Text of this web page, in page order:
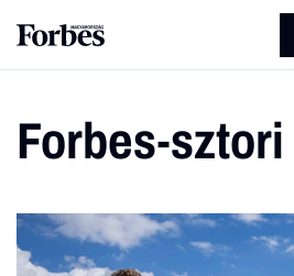
Forbes-sztori